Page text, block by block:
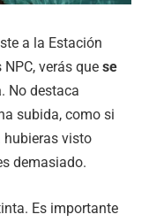
a la Estación
verás que se
. No destaca
subida, como si
hubieras visto
demasiado.
Es importante